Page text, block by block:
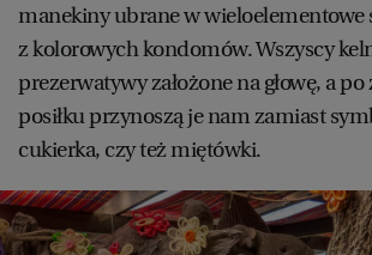
manekiny ubrane w wieloelementowe
z kolorowych kondomów. Wszyscy
prezerwatywy założone na głowę, a
posiłku przynoszą je nam zamiast
cukierka, czy też miętówki.